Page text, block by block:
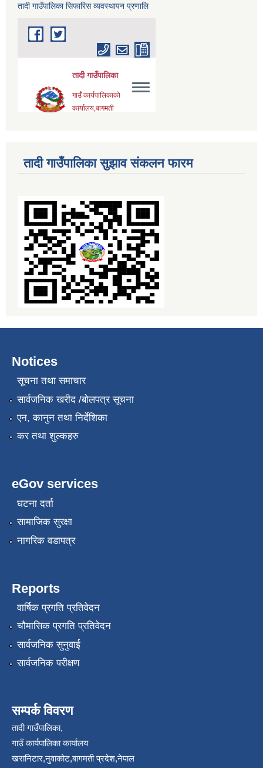
तादी गाउँपालिका सिफारिस व्यवस्थापन प्रणालि
तादी गाउँपालिका सुझाव संकलन फारम
Notices
सूचना तथा समाचार
सार्वजनिक खरीद /बोलपत्र सूचना
एन, कानुन तथा निर्देशिका
कर तथा शुल्कहरु
eGov services
घटना दर्ता
सामाजिक सुरक्षा
नागरिक वडापत्र
Reports
वार्षिक प्रगति प्रतिवेदन
चौमासिक प्रगति प्रतिवेदन
सार्वजनिक सुनुवाई
सार्वजनिक परीक्षण
सम्पर्क विवरण
तादी गाउँपालिका,
गाउँ कार्यपालिका कार्यालय
खरानिटार,नुवाकोट,बागमती प्रदेश,नेपाल